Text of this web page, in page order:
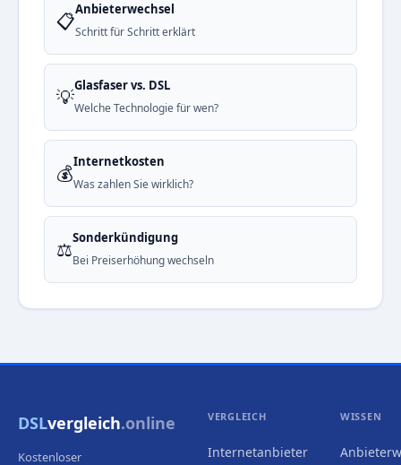
📋Anbieterwechsel
Schritt für Schritt erklärt
💡Glasfaser vs. DSL
Welche Technologie für wen?
💰Internetkosten
Was zahlen Sie wirklich?
⚖️Sonderkündigung
Bei Preiserhöhung wechseln
DSLvergleich.online
Kostenloser
VERGLEICH
Internetanbieter
WISSEN